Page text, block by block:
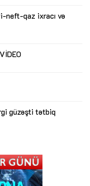
neft-qaz ixracı və
VİDEO
güzəşti tətbiq